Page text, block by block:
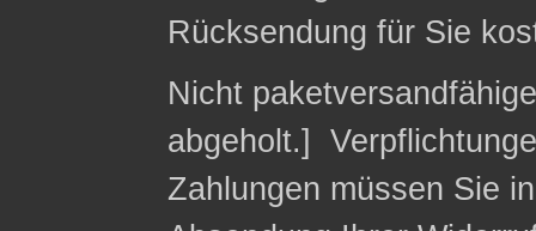
Rücksendung für Sie
Nicht
abgeholt.]
Zahlungen müssen Sie